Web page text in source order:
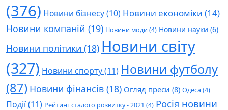
(376) Новини бізнесу(10) Новини економіки (14)
Новини компаній (19) Новини моди (4) Новини науки (6)
Новини політики (18) Новини світу
(327) Новини спорту(11) Новини футболу
(87) Новини фінансів (18) Огляд преси (8) Одеса (4)
Події(11) Рейтинг сталого розвитку - 2021 (4) Росія новини